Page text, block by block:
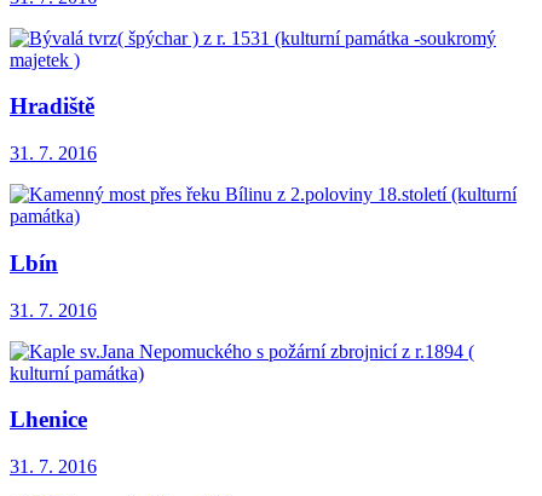
Hradiště
31. 7. 2016
Lbín
31. 7. 2016
Lhenice
31. 7. 2016